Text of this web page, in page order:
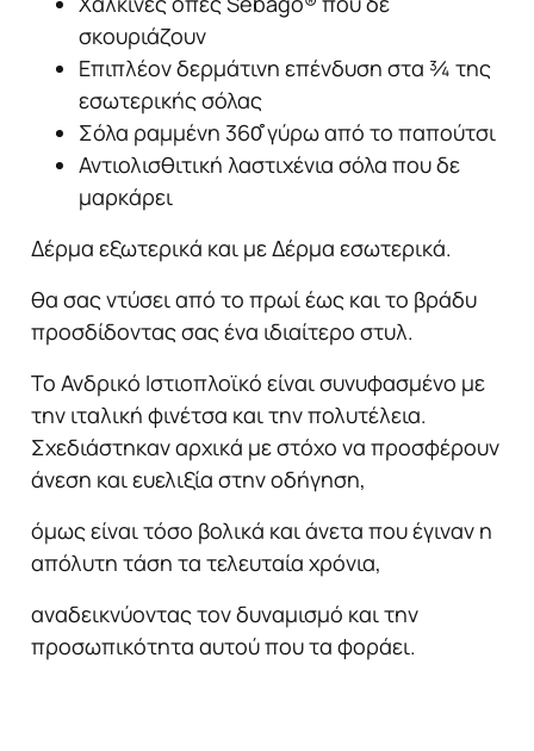
σκουριάζουν
Επιπλέον δερμάτινη επένδυση στα ¾ της
εσωτερικής σόλας
Σόλα ραμμένη 360̊̊ γύρω από το παπούτσι
Αντιολισθιτική λαστιχένια σόλα που δε
μαρκάρει
Δέρμα εξωτερικά και με Δέρμα εσωτερικά.
θα σας ντύσει από το πρωί έως και το βράδυ
προσδίδοντας σας ένα ιδιαίτερο στυλ.
Το Ανδρικό Ιστιοπλοϊκό είναι συνυφασμένο με
την ιταλική φινέτσα και την πολυτέλεια.
Σχεδιάστηκαν αρχικά με στόχο να προσφέρουν
άνεση και ευελιξία στην οδήγηση,
όμως είναι τόσο βολικά και άνετα που έγιναν η
απόλυτη τάση τα τελευταία χρόνια,
αναδεικνύοντας τον δυναμισμό και την
προσωπικότητα αυτού που τα φοράει.